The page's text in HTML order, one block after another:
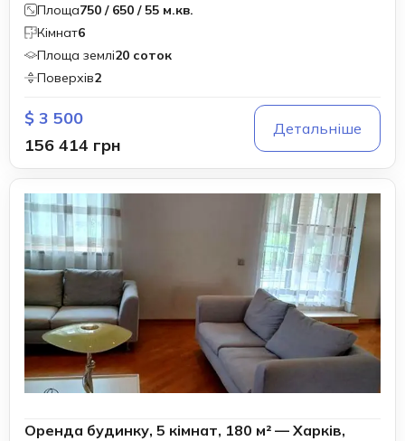
Площа750 / 650 / 55 м.кв.
Кімнат6
Площа землі20 соток
Поверхів2
$ 3 500
156 414 грн
Детальніше
Оренда будинку, 5 кімнат, 180 м² — Харків,